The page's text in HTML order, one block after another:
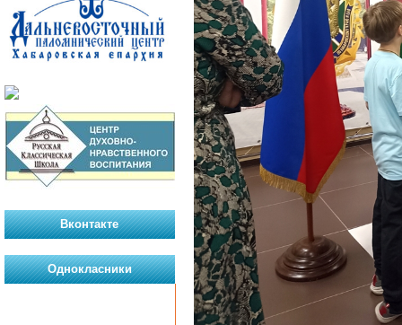
Вконтакте
Однокласники